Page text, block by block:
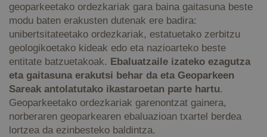
geoparkeetako ordezkariak gara baina gaitasuna beste
modu baten erakusten dutenak ere badira:
unibertsitateetako ordezkariak, estatuetako zerbitzu
geologikoetako kideak edo eta nazioarteko beste
entitate batzuetakoak. Ebaluatzaile izateko ezagutza
eta gaitasuna erakutsi behar da eta Geoparkeen
Sareak antolatutako ikastaroetan parte hartu.
Geoparkeetako ordezkariak garenontzat gainera,
norberaren geoparkearen ebaluazioan txartel berdea
lortzea da ezinbesteko baldintza.